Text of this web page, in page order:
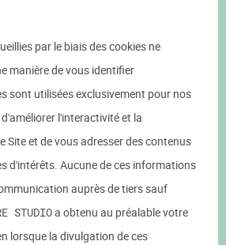
par le biais des cookies ne
manière de vous identifier
sont utilisées exclusivement pour nos
l'interactivité et la
Site et de vous adresser des contenus
d'intérêts. Aucune de ces informations
auprès de tiers sauf
STUDIOa obtenu au préalable votre
lorsque la divulgation de ces